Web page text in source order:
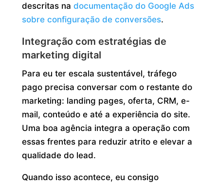
descritas na documentação do Google Ads
sobre configuração de conversões.
Integração com estratégias de
marketing digital
Para eu ter escala sustentável, tráfego
pago precisa conversar com o restante do
marketing: landing pages, oferta, CRM, e-
mail, conteúdo e até a experiência do site.
Uma boa agência integra a operação com
essas frentes para reduzir atrito e elevar a
qualidade do lead.
Quando isso acontece, eu consigo